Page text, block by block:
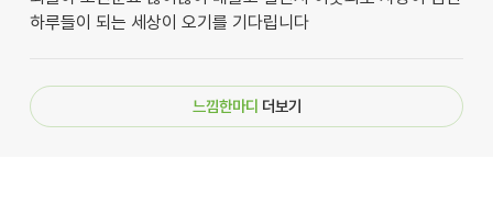
하루들이 되는 세상이 오기를 기다립니다
느낌한마디 더보기